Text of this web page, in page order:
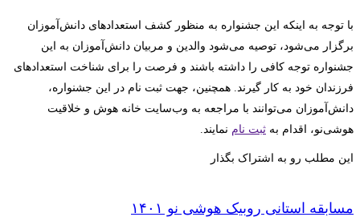
با توجه به اینکه این جشنواره به منظور کشف استعدادهای دانش‌آموزان
برگزار می‌شود، توصیه می‌شود والدین و مربیان دانش‌آموزان به این
جشنواره توجه کافی را داشته باشند و فرصت را برای شناخت استعدادهای
فرزندان خود به کار گیرند. همچنین، جهت ثبت نام در این جشنواره،
دانش‌آموزان می‌توانند با مراجعه به وب‌سایت خانه هوش و خلاقیت
هوشی‌نو، اقدام به ثبت نام نمایند.
این مطلب رو به اشتراک بگذار
مسابقه استانی روبیک هوشی نو ۱۴۰۱